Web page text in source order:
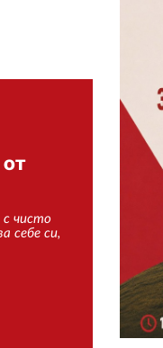
с чисто
себе си,